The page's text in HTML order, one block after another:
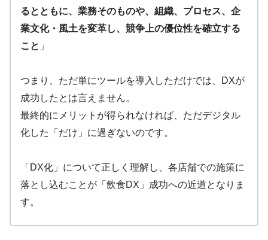
るとともに、業務そのものや、組織、プロセス、企
業文化・風土を変革し、競争上の優位性を確立する
こと 」
つまり、ただ単にツールを導入しただけでは、DXが
成功したとは言えません。
最終的にメリットが得られなければ、ただデジタル
化した「だけ」に過ぎないのです。
「DX化」について正しく理解し、各店舗での施策に
落とし込むことが「飲食DX」成功への近道となりま
す。